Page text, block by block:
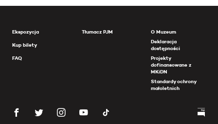
Ekspozycja
Kup bilety
FAQ
Tłumacz PJM
O Muzeum
Deklaracja
dostępności
Projekty
dofinansowane z
MKiDN
Standardy ochrony
małoletnich